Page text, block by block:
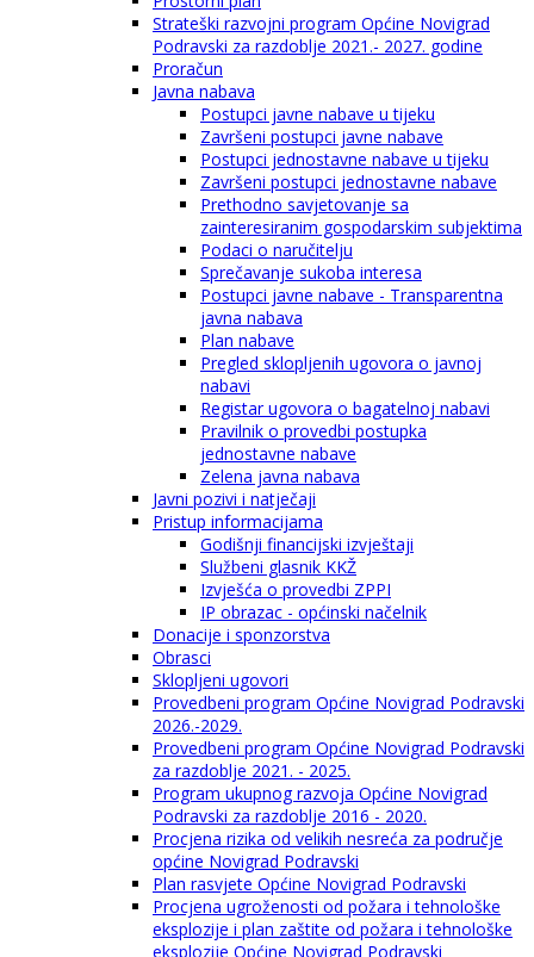
Strateški razvojni program Općine Novigrad
Podravski za razdoblje 2021.- 2027. godine
Proračun
Javna nabava
Postupci javne nabave u tijeku
Završeni postupci javne nabave
Postupci jednostavne nabave u tijeku
Završeni postupci jednostavne nabave
Prethodno savjetovanje sa
zainteresiranim gospodarskim subjektima
Podaci o naručitelju
Sprečavanje sukoba interesa
Postupci javne nabave - Transparentna
javna nabava
Plan nabave
Pregled sklopljenih ugovora o javnoj
nabavi
Registar ugovora o bagatelnoj nabavi
Pravilnik o provedbi postupka
jednostavne nabave
Zelena javna nabava
Javni pozivi i natječaji
Pristup informacijama
Godišnji financijski izvještaji
Službeni glasnik KKŽ
Izvješća o provedbi ZPPI
IP obrazac - općinski načelnik
Donacije i sponzorstva
Obrasci
Sklopljeni ugovori
Provedbeni program Općine Novigrad Podravski
2026.-2029.
Provedbeni program Općine Novigrad Podravski
za razdoblje 2021. - 2025.
Program ukupnog razvoja Općine Novigrad
Podravski za razdoblje 2016 - 2020.
Procjena rizika od velikih nesreća za područje
općine Novigrad Podravski
Plan rasvjete Općine Novigrad Podravski
Procjena ugroženosti od požara i tehnološke
eksplozije i plan zaštite od požara i tehnološke
eksplozije Općine Novigrad Podravski